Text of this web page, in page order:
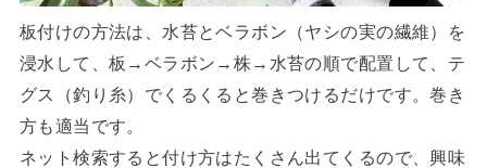
板付けの方法は、水苔とベラボン（ヤシの実の繊維）を
浸水して、板→ベラボン→株→水苔の順で配置して、テ
グス（釣り糸）でくるくると巻きつけるだけです。巻き
方も適当です。
ネット検索すると付け方はたくさん出てくるので、興味